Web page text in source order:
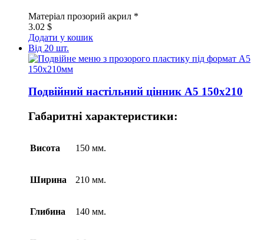
Матеріал прозорий акрил *
3.02 $
Додати у кошик
Від 20 шт.
Подвійний настільний цінник А5 150х210
Габаритні характеристики:
Висота 150 мм.
Ширина 210 мм.
Глибина 140 мм.